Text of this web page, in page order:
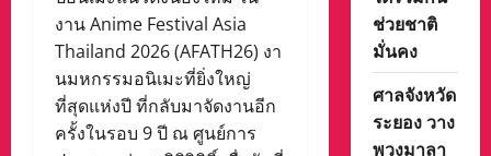
งาน Anime Festival Asia
Thailand 2026 (AFATH26) งา
นมหกรรมอนิเมะที่ยิ่งใหญ่
ที่สุดแห่งปี ที่กลับมาจัดงานอีก
ครั้งในรอบ 9 ปี ณ ศูนย์การ
ช่วยชาติ
มั่นคง
ศาลจังหวัด
ระยอง วาง
พวงมาลา